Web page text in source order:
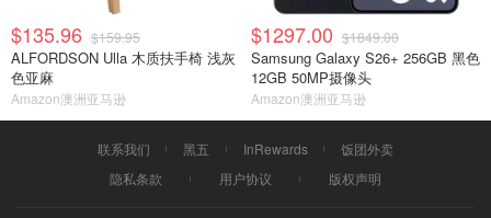
$135.96 $159.95
ALFORDSON Ulla 木质扶手椅 浅灰
色亚麻
Amazon澳洲亚马逊
$1297.00 $1849.00
Samsung Galaxy S26+ 256GB 黑色
12GB 50MP摄像头
Amazon澳洲亚马逊
联系我们 黑五 InRewards
饭团外卖
隐私条款
用户协议 版权声明